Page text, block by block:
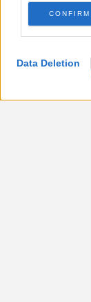
CONFIRM
Data Deletion